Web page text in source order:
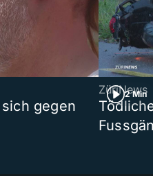
gegen
2 Min
ZüriNews